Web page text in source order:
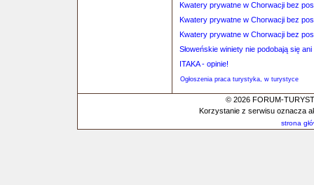
Kwatery prywatne w Chorwacji bez
Kwatery prywatne w Chorwacji bez
Kwatery prywatne w Chorwacji bez
Słoweńskie winiety nie podobają się
ITAKA - opinie!
Ogłoszenia praca turystyka, w turystyce
© 2026 FORUM-
Korzystanie z serwisu oznacza
strona